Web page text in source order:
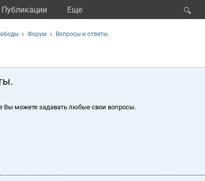
Публикации Eще 🔍
Форум Вопросы и ответы.
Вы можете задавать любые свои вопросы.